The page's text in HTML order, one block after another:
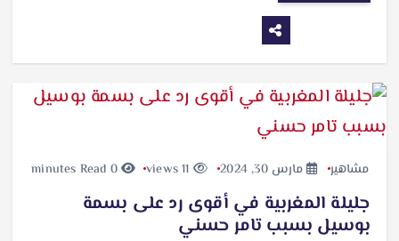
مشاهير مارس 30, 2024 0 minutes Read
جليلة المغربية في أقوى رد على بسمة
بوسيل بسبب تامر حسني